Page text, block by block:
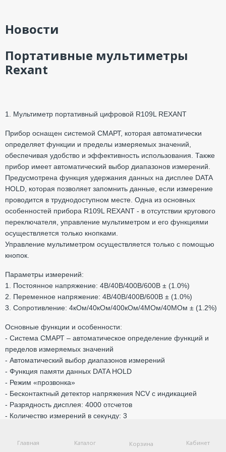
Новости
Портативные мультиметры
Rexant
1. Мультиметр портативный цифровой R109L REXANT
Прибор оснащен системой СМАРТ, которая автоматически
определяет функции и пределы измеряемых значений,
обеспечивая удобство и эффективность использования. Также
прибор имеет автоматический выбор диапазонов измерений.
Предусмотрена функция удержания данных на дисплее DATA
HOLD, которая позволяет запомнить данные, если измерение
проводится в труднодоступном месте. Одна из основных
особенностей прибора R109L REXANT - в отсутствии кругового
переключателя, управление мультиметром и его функциями
осуществляется только кнопками.
Управление мультиметром осуществляется только с помощью
кнопок.
Параметры измерений:
1. Постоянное напряжение: 4В/40В/400В/600В ± (1.0%)
2. Переменное напряжение: 4В/40В/400В/600В ± (1.0%)
3. Сопротивление: 4кОм/40кОм/400кОм/4MОм/40MОм ± (1.2%)
Основные функции и особенности:
- Система СМАРТ – автоматическое определение функций и
пределов измеряемых значений
- Автоматический выбор диапазонов измерений
- Функция памяти данных DATA HOLD
- Режим «прозвонка»
- Бесконтактный детектор напряжения NCV с индикацией
- Разрядность дисплея: 4000 отсчетов
- Количество измерений в секунду: 3
Главная Каталог Корзина Кабинет